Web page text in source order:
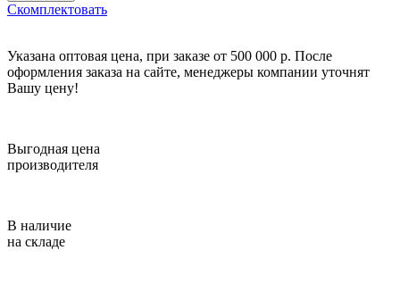
Скомплектовать
Указана оптовая цена, при заказе от 500 000 р. После
оформления заказа на сайте, менеджеры компании уточнят
Вашу цену!
Выгодная цена
производителя
В наличие
на складе